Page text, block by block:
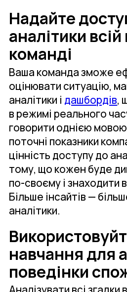
Надайте
аналітики всій
команді
Ваша команда зможе
оцінювати ситуацію,
аналітики і дашбордів,
в режимі реального
говорити однією
поточні показники
цінність доступу до
тому, що кожен буде
по-своєму і знаходити
Більше інсайтів —
аналітики.
навчання для
поведінки